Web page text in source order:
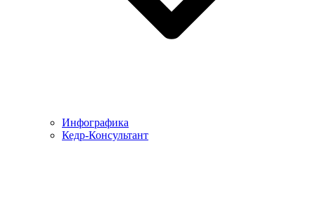
Инфографика
Кедр-Консультант